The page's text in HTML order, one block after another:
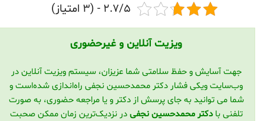
2.7/5 - (3 امتیاز)
ویزیت آنلاین و غیرحضوری
جهت آسایش و حفظ سلامتی شما عزیزان، سیستم ویزیت آنلاین در
وب‌سایت ویکی فشار دکتر محمدحسین نجفی راه‌اندازی شده‌است و
شما می توانید به جای پرسش از دکتر و یا مراجعه حضوری، به صورت
تلفنی بادکتر محمدحسین نجفیدر نزدیک‌ترین زمان ممکن صحبت